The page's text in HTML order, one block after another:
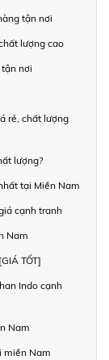
tận nơi
lượng cao
nơi
rẻ, chất lượng
lượng?
tại Miền Nam
cạnh tranh
Nam
TỐT]
Indo cạnh
Nam
miền Nam